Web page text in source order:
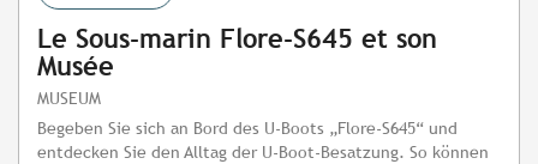
Le Sous-marin Flore-S645 et son
Musée
MUSEUM
Begeben Sie sich an Bord des U-Boots „Flore-S645“ und
entdecken Sie den Alltag der U-Boot-Besatzung. So können